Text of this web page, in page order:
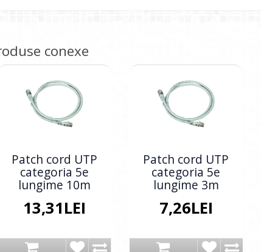
conexe
Patch cord UTP
categoria 5e
lungime 10m
13,31LEI
Patch cord UTP
categoria 5e
lungime 3m
7,26LEI